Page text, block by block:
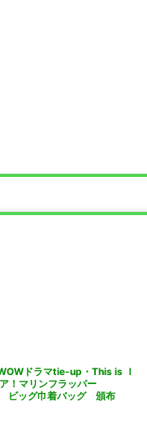
ドラマtie-up・This is Ｉ
！マリンフラッパー
ッグ巾着バッグ 頒布